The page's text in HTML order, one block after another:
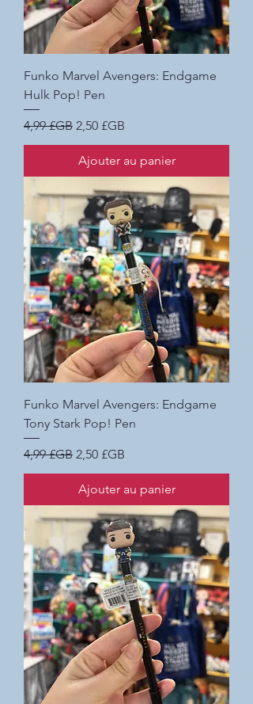
Funko Marvel Avengers: Endgame
Hulk Pop! Pen
Prix original
4,99 £GB Prix promotionnel
2,50 £GB
Ajouter au panier
Funko Marvel Avengers: Endgame
Tony Stark Pop! Pen
Prix original
4,99 £GB Prix promotionnel
2,50 £GB
Ajouter au panier